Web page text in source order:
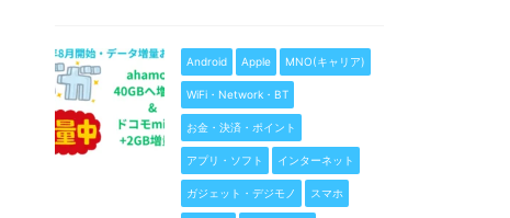
Android Apple MNO(キャリア)
WiFi・Network・BT
お金・決済・ポイント
アプリ・ソフト インターネット
ガジェット・デジモノ スマホ